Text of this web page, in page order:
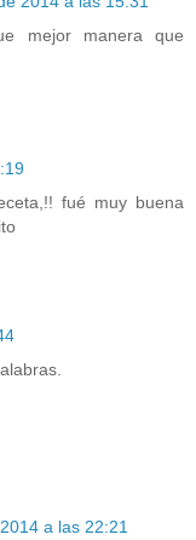
mejor manera que
fué muy buena
a las 22:21